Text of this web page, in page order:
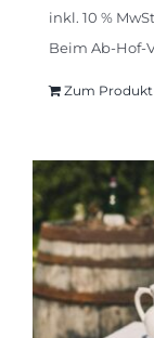
inkl. 10 %
Beim Ab-Hof-
Zum Produkt